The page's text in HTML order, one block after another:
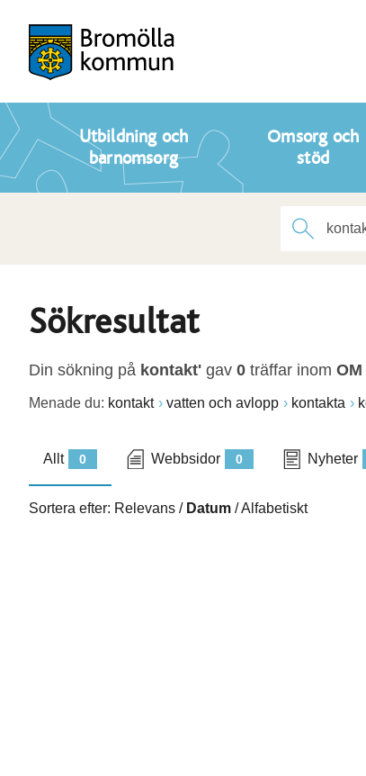
Utbildning och
barnomsorg
Omsorg och
stöd
Sökresultat
Din sökning på kontakt' gav 0 träffar inom
Menade du: kontakt vatten och avlopp kontakta
0
Allt 0
Webbsidor Nyheter
Sortera efter: Relevans / Datum /Alfabetiskt